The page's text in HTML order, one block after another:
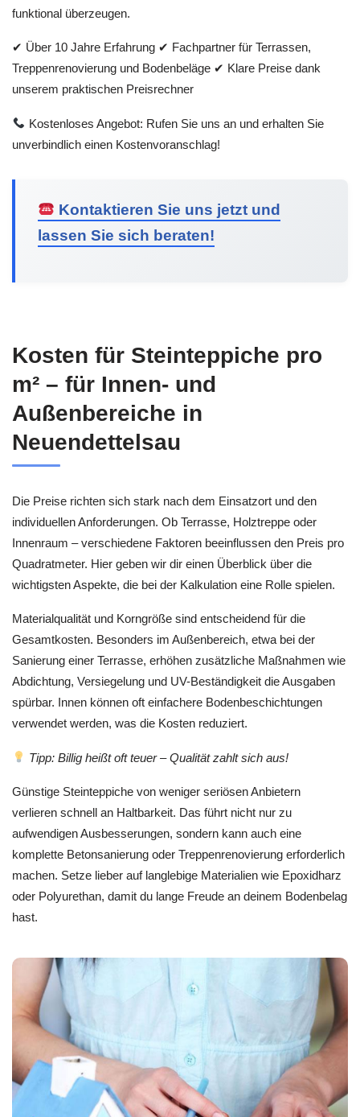
funktional überzeugen.
✔ Über 10 Jahre Erfahrung ✔ Fachpartner für Terrassen,
Treppenrenovierung und Bodenbeläge ✔ Klare Preise dank
unserem praktischen Preisrechner
Kostenloses Angebot: Rufen Sie uns an und erhalten Sie
unverbindlich einen Kostenvoranschlag!
Kontaktieren Sie uns jetzt und
lassen Sie sich beraten!
Kosten für Steinteppiche pro
m² – für Innen- und
Außenbereiche in
Neuendettelsau
Die Preise richten sich stark nach dem Einsatzort und den
individuellen Anforderungen. Ob Terrasse, Holztreppe oder
Innenraum – verschiedene Faktoren beeinflussen den Preis pro
Quadratmeter. Hier geben wir dir einen Überblick über die
wichtigsten Aspekte, die bei der Kalkulation eine Rolle spielen.
Materialqualität und Korngröße sind entscheidend für die
Gesamtkosten. Besonders im Außenbereich, etwa bei der
Sanierung einer Terrasse, erhöhen zusätzliche Maßnahmen wie
Abdichtung, Versiegelung und UV-Beständigkeit die Ausgaben
spürbar. Innen können oft einfachere Bodenbeschichtungen
verwendet werden, was die Kosten reduziert.
Tipp: Billig heißt oft teuer – Qualität zahlt sich aus!
Günstige Steinteppiche von weniger seriösen Anbietern
verlieren schnell an Haltbarkeit. Das führt nicht nur zu
aufwendigen Ausbesserungen, sondern kann auch eine
komplette Betonsanierung oder Treppenrenovierung erforderlich
machen. Setze lieber auf langlebige Materialien wie Epoxidharz
oder Polyurethan, damit du lange Freude an deinem Bodenbelag
hast.